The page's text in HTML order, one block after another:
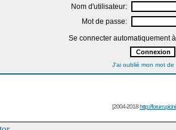
Nom d'utilisateur:
Mot de passe:
Se connecter automatiquement
J'ai oublié mon mot de
[2004-2018http://